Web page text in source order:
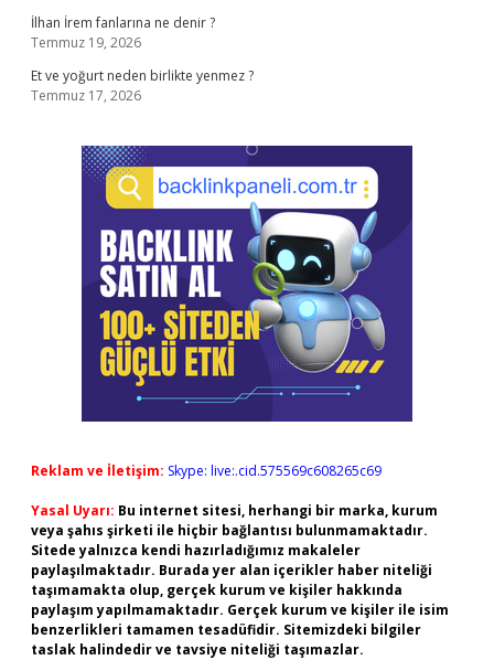
İlhan İrem fanlarına ne denir ?
Temmuz 19, 2026
Et ve yoğurt neden birlikte yenmez ?
Temmuz 17, 2026
Reklam ve İletişim: Skype: live:.cid.575569c608265c69
Yasal Uyarı: Bu internet sitesi, herhangi bir marka, kurum
veya şahıs şirketi ile hiçbir bağlantısı bulunmamaktadır.
Sitede yalnızca kendi hazırladığımız makaleler
paylaşılmaktadır. Burada yer alan içerikler haber niteliği
taşımamakta olup, gerçek kurum ve kişiler hakkında
paylaşım yapılmamaktadır. Gerçek kurum ve kişiler ile isim
benzerlikleri tamamen tesadüfidir. Sitemizdeki bilgiler
taslak halindedir ve tavsiye niteliği taşımazlar.